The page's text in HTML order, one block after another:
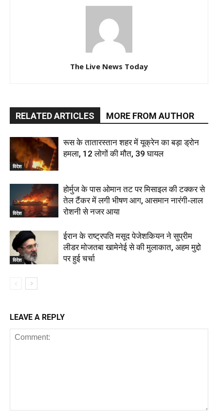
The Live News Today
RELATED ARTICLES MORE FROM AUTHOR
विदेश
रूस के तातारस्तान शहर में यूक्रेन का बड़ा ड्रोन
हमला, 12 लोगों की मौत, 39 घायल
विदेश
होर्मुज के पास ओमान तट पर मिसाइल की टक्कर से
तेल टैंकर में लगी भीषण आग, आसमान नारंगी-लाल
रोशनी से नजर आया
विदेश
ईरान के राष्ट्रपति मसूद पेजेशकियन ने सुप्रीम
लीडर मोजतबा खामेनेई से की मुलाकात, अहम मुद्दो
पर हुई चर्चा
LEAVE A REPLY